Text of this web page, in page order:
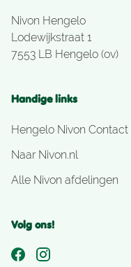
Nivon Hengelo
Lodewijkstraat 1
7553 LB Hengelo (ov)
Handige links
Hengelo Nivon Contact
Naar Nivon.nl
Alle Nivon afdelingen
Volg ons!